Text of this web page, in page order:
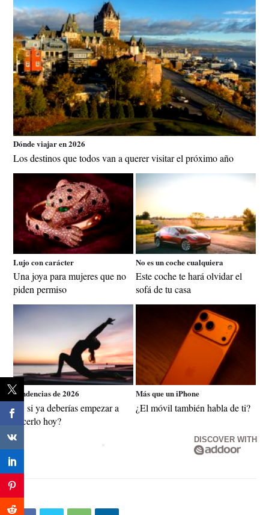
Dónde viajar en 2026
Los destinos que todos van a querer visitar el próximo año
Lujo con carácter
Una joya para mujeres que no
piden permiso
No es un coche cualquiera
Este coche te hará olvidar el
sofá de tu casa
Tendencias de 2026
¿Y si ya deberías empezar a
hacerlo hoy?
Más que un iPhone
¿El móvil también habla de ti?
DISCOVER WITH